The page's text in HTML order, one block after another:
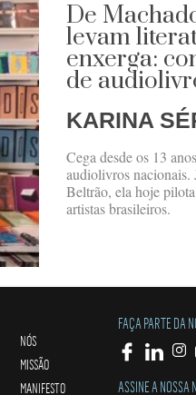
De
levam
enxerga:
de
KARINA
Cega desde os 13
audiolivros nacionais.
Beltrão, ela hoje
artistas brasileiros.
NÓS
MISSÃO
MANIFESTO
FAÇA PARTE DA
ASSINE A NOSSA